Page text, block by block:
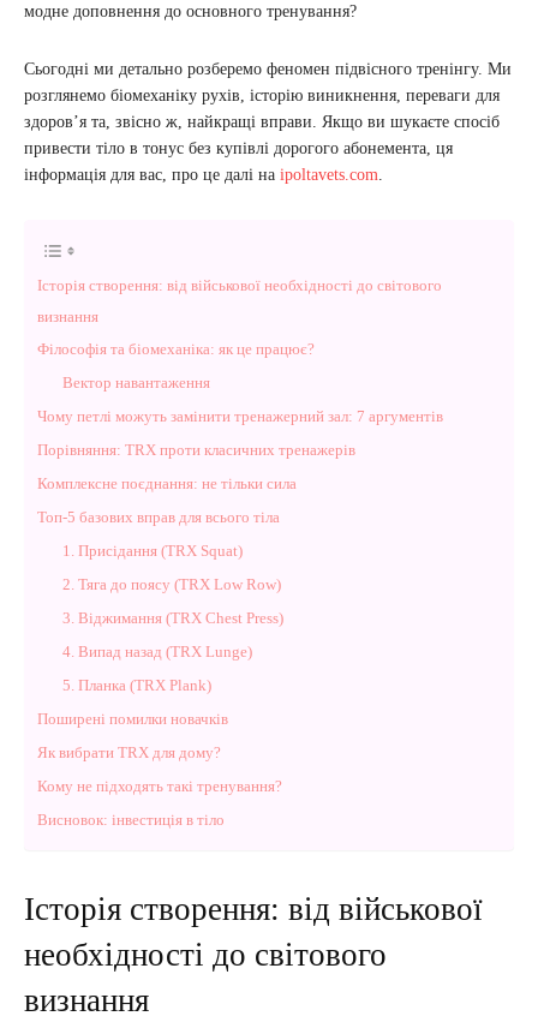
модне доповнення до основного тренування?
Сьогодні ми детально розберемо феномен підвісного тренінгу. Ми
розглянемо біомеханіку рухів, історію виникнення, переваги для
здоров’я та, звісно ж, найкращі вправи. Якщо ви шукаєте спосіб
привести тіло в тонус без купівлі дорогого абонемента, ця
інформація для вас, про це далі на ipoltavets.com
Історія створення: від військової необхідності до світового
визнання
Філософія та біомеханіка: як це працює?
Вектор навантаження
Чому петлі можуть замінити тренажерний зал: 7 аргументів
Порівняння: TRX проти класичних тренажерів
Комплексне поєднання: не тільки сила
Топ-5 базових вправ для всього тіла
1. Присідання (TRX Squat)
2. Тяга до поясу (TRX Low Row)
3. Віджимання (TRX Chest Press)
4. Випад назад (TRX Lunge)
5. Планка (TRX Plank)
Поширені помилки новачків
Як вибрати TRX для дому?
Кому не підходять такі тренування?
Висновок: інвестиція в тіло
Історія створення: від військової
необхідності до світового
визнання